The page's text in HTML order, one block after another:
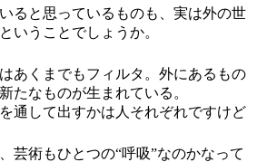
ると思っているものも、実は外の世
いうことでしょうか。
あくまでもフィルタ。外にあるもの
たなものが生まれている。
通して出すかは人それぞれですけど
芸術もひとつの“呼吸”なのかなって